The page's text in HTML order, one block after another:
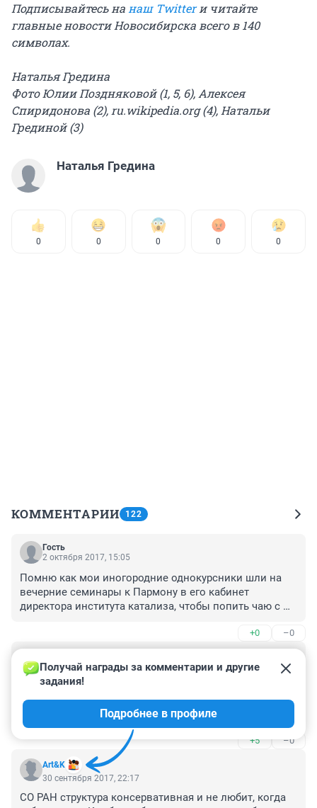
Подписывайтесь на наш Twitterи читайте
главные новости Новосибирска всего в 140
символах.
Наталья Гредина
Фото Юлии Поздняковой (1, 5, 6), Алексея
Спиридонова (2), ru.wikipedia.org (4), Натальи
Грединой (3)
Наталья Гредина
0 0 0 0 0
КОММЕНТАРИИ 122
Гость
2 октября 2017, 15:05
Помню как мои иногородние однокурсники шли на
вечерние семинары к Пармону в его кабинет
директора института катализа, чтобы попить чаю с
запомнился интересным человеком и не скажу,
чтобы курс термодинамики был таким страшным.
+0 –0
1 октября 2017, 11:58
Интересно, как он ответит на самый актуальный
ныне вопрос: каким образом будет выполняться указ
Путина о том, что зарплаты научных сотрудников
должны составлять не менее 2х средних по региону
(60 т.р. для НСО)? Урезанием ставок, как это уже
начали делать?
+5 –0
Art&K
Получай награды за комментарии и другие
задания!
Подробнее в профиле
30 сентября 2017, 22:17
СО РАН структура консервативная и не любит, когда